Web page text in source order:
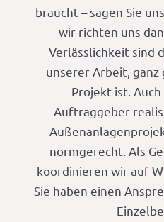
braucht – sagen Sie
wir richten uns
Verlässlichkeit sind
unserer Arbeit, ganz
Projekt ist.
Auftraggeber
normgerecht. Als
koordinieren wir auf
Sie haben einen